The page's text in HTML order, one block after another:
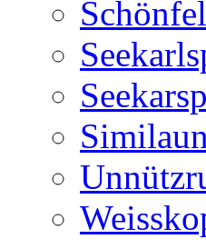
Similaun